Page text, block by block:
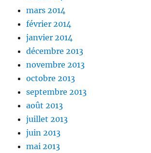
mars 2014
février 2014
janvier 2014
décembre 2013
novembre 2013
octobre 2013
septembre 2013
août 2013
juillet 2013
juin 2013
mai 2013